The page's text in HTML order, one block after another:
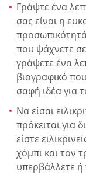
Γράψτε ένα
σας είναι η
που ψάχνετε
γράψετε ένα
βιογραφικό
σαφή ιδέα για
Να είσαι
πρόκειται για
είστε
χόμπι και τον
υπερβάλλετε ή